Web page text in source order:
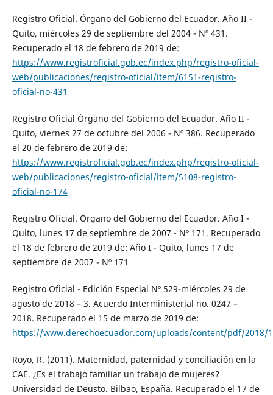
Registro Oficial. Órgano del Gobierno del Ecuador. Año II -
Quito, miércoles 29 de septiembre del 2004 - Nº 431.
Recuperado el 18 de febrero de 2019 de:
https://www.registroficial.gob.ec/index.php/registro-oficial-
web/publicaciones/registro-oficial/item/6151-registro-
oficial-no-431
Registro Oficial Órgano del Gobierno del Ecuador. Año II -
Quito, viernes 27 de octubre del 2006 - Nº 386. Recuperado
el 20 de febrero de 2019 de:
https://www.registroficial.gob.ec/index.php/registro-oficial-
web/publicaciones/registro-oficial/item/5108-registro-
oficial-no-174
Registro Oficial. Órgano del Gobierno del Ecuador. Año I -
Quito, lunes 17 de septiembre de 2007 - Nº 171. Recuperado
el 18 de febrero de 2019 de: Año I - Quito, lunes 17 de
septiembre de 2007 - Nº 171
Registro Oficial - Edición Especial Nº 529-miércoles 29 de
agosto de 2018 – 3. Acuerdo Interministerial no. 0247 –
2018. Recuperado el 15 de marzo de 2019 de:
https://www.derechoecuador.com/uploads/content/pdf/2018/
Royo, R. (2011). Maternidad, paternidad y conciliación en la
CAE. ¿Es el trabajo familiar un trabajo de mujeres?
Universidad de Deusto. Bilbao, España. Recuperado el 17 de